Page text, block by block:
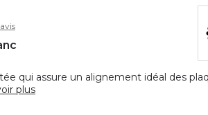
qui assure un alignement idéal des
plus